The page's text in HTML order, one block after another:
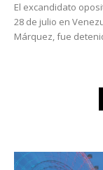
El excandidato
28 de julio en
Márquez, fue